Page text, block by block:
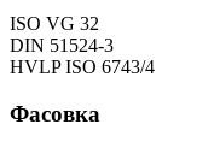
ISO VG 32
DIN 51524-3
HVLP ISO 6743/4
Фасовка